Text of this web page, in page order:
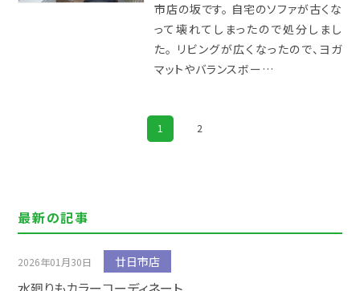
市店の坂です。 自宅のソファが古くな
って壊れてしまったので処分しまし
た。 リビングが広くなったので、ヨガ
マットやバランスボー…
1 2
最新の記事
2026年01月30日 廿日市店